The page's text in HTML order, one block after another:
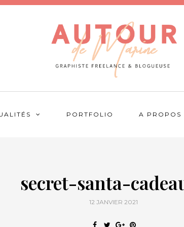
PORTFOLIO A PROPOS
secret-santa-
12 JANVIER 2021